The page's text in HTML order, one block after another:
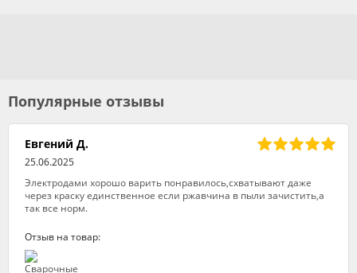
Популярные отзывы
Евгений Д.
25.06.2025
Электродами хорошо варить понравилось,схватывают даже
через краску единственное если ржавчина в пыли зачистить,а
так все норм.
Отзыв на товар: